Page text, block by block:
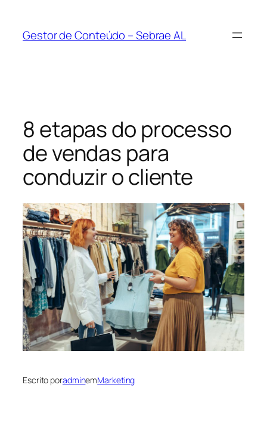
Gestor de Conteúdo – Sebrae AL
8 etapas do processo
de vendas para
conduzir o cliente
Escrito poradminemMarketing